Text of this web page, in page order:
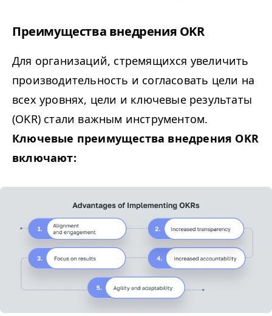
Преимущества внедрения OKR
Для организаций, стремящихся увеличить
производительность и согласовать цели на
всех уровнях, цели и ключевые результаты
(OKR) стали важным инструментом.
Ключевые преимущества внедрения OKR
включают: